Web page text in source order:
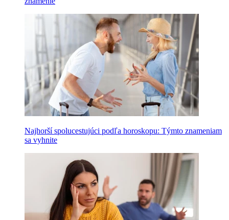
Najhorší spolucestujúci podľa horoskopu: Týmto znameniam
sa vyhnite